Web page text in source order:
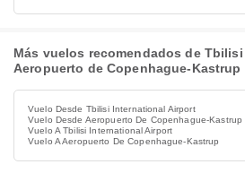
Más vuelos recomendados de
Aeropuerto de Copenhague-Kastrup
Vuelo Desde Tbilisi International Airport
Vuelo Desde Aeropuerto De Copenhague-Kastrup
Vuelo A Tbilisi International Airport
Vuelo A Aeropuerto De Copenhague-Kastrup